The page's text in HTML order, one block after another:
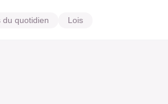
du quotidien Lois